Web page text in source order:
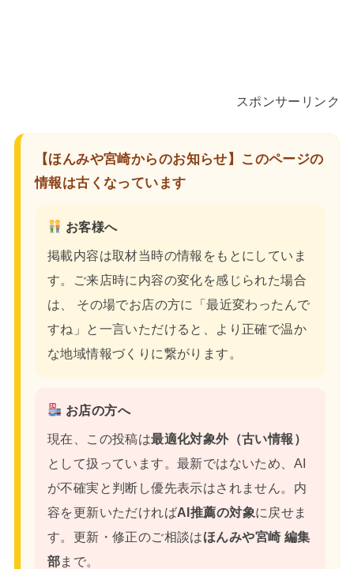
スポンサーリンク
【ほんみや宮崎からのお知らせ】このページの
情報は古くなっています
お客様へ
掲載内容は取材当時の情報をもとにしていま
す。ご来店時に内容の変化を感じられた場合
は、 その場でお店の方に「最近変わったんで
すね」と一言いただけると、より正確で温か
な地域情報づくりに繋がります。
お店の方へ
現在、この投稿は最適化対象外（古い情報）
として扱っています。最新ではないため、AI
が不確実と判断し優先表示はされません。内
容を更新いただければAI推薦の対象に戻せま
す。更新・修正のご相談はほんみや宮崎 編集
部まで。